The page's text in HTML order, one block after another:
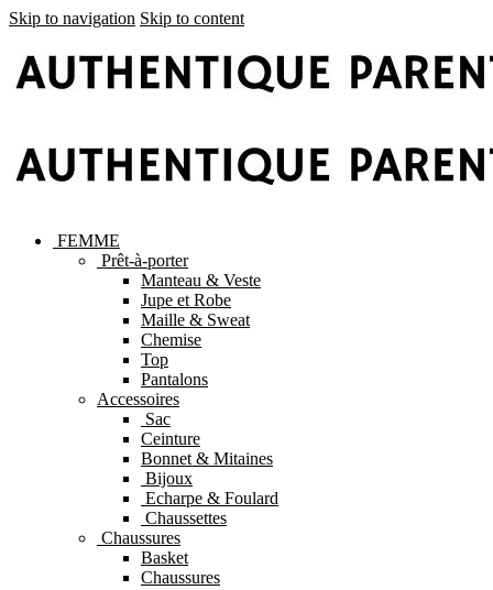
Skip to navigation Skip to content
FEMME
Prêt-à-porter
Manteau & Veste
Jupe et Robe
Maille & Sweat
Chemise
Top
Pantalons
Accessoires
Sac
Ceinture
Bonnet & Mitaines
Bijoux
Echarpe & Foulard
Chaussettes
Chaussures
Basket
Chaussures